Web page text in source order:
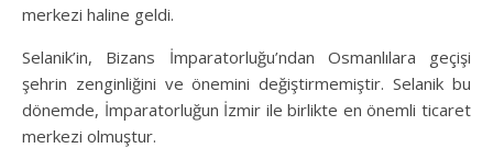
merkezi haline geldi.
Selanik’in, Bizans İmparatorluğu’ndan Osmanlılara geçişi
şehrin zenginliğini ve önemini değiştirmemiştir. Selanik bu
dönemde, İmparatorluğun İzmir ile birlikte en önemli ticaret
merkezi olmuştur.